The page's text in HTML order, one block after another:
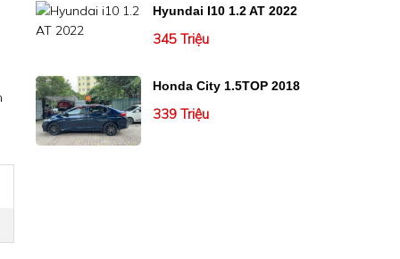
Hyundai I10 1.2 AT 2022
345 Triệu
Honda City 1.5TOP 2018
339 Triệu